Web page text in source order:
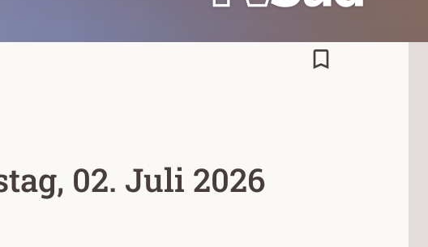
bookmark_border
02. Juli 2026